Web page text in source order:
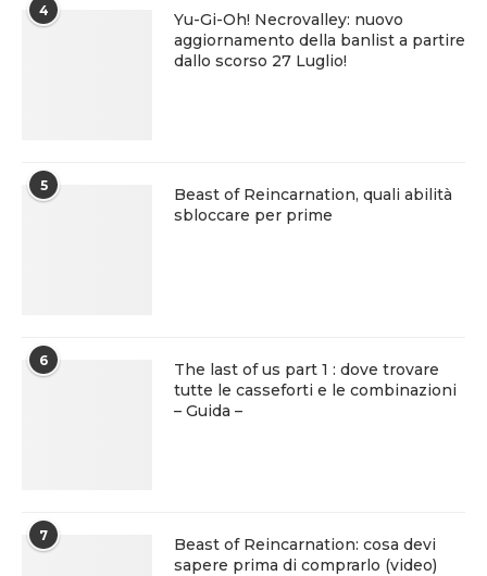
4
Yu-Gi-Oh! Necrovalley: nuovo
aggiornamento della banlist a partire
dallo scorso 27 Luglio!
5
Beast of Reincarnation, quali abilità
sbloccare per prime
6
The last of us part 1 : dove trovare
tutte le casseforti e le combinazioni
– Guida –
7
Beast of Reincarnation: cosa devi
sapere prima di comprarlo (video)